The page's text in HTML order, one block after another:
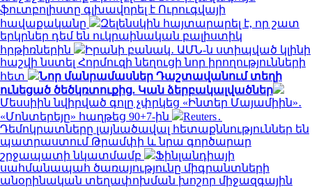
ֆուտբոլիստը գլխավորել է Ուրուգվայի
հավաքականը
Զելենսկին հայտարարել է, որ շատ
երկրներ դեմ են ուկրաինական բալիստիկ
հրթիռներին
Իրանի բանակ․ ԱՄՆ-ն ստիպված կլինի
հաշվի նստել Հորմուզի նեղուցի նոր իրողությունների
հետ
Նոր մանրամասներ Դաշտավանում տեղի
ունեցած ծեծկռտուքից. Կան ձերբակալվածներ
Մեսսիին նվիրված գոլը չփրկեց «Ինտեր Մայամիին»․
«Մոնտերեյը» հաղթեց 90+7-ին
Reuters․
Դեմոկրատները լայնածավալ հետաքննություններ են
պատրաստում Թրամփի և նրա գործարար
շրջապատի նկատմամբ
Ֆինլանդիայի
սահմանապահ ծառայությունը միգրանտների
անօրինական տեղափոխման խոշոր միջազգային